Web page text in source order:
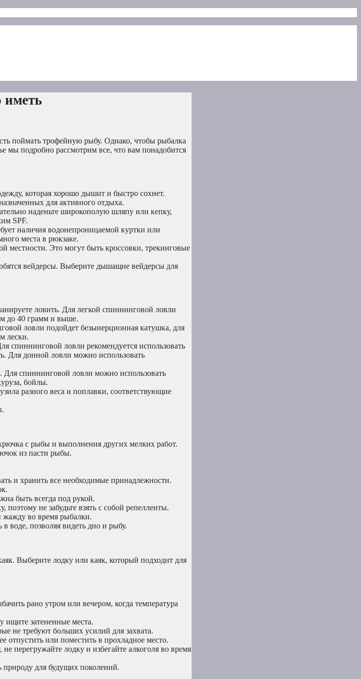
иметь
поймать трофейную рыбу. Однако, чтобы рыбалка
мы подробно рассмотрим все, что вам понадобится
которая хорошо дышит и быстро сохнет.
для активного отдыха.
наденьте широкополую шляпу или кепку,
SPF.
наличия водонепроницаемой куртки или
места в рюкзаке.
местности. Это могут быть кроссовки, трекинговые
вейдерсы. Выберите дышащие вейдерсы для
ловить. Для легкой спиннинговой ловли
до 40 грамм и выше.
ловли подойдет безынерционная катушка, для
лески.
ловли рекомендуется использовать
Для донной ловли можно использовать
спиннинговой ловли можно использовать
бойлы.
разного веса и поплавки, соответствующие
с рыбы и выполнения других мелких работ.
из пасти рыбы.
и хранить все необходимые принадлежности.
быть всегда под рукой.
не забудьте взять с собой репелленты.
жажду во время рыбалки.
воде, позволяя видеть дно и рыбу.
Выберите лодку или каяк, который подходит для
рано утром или вечером, когда температура
ищите затененные места.
не требуют больших усилий для захвата.
отпустить или поместить в прохладное место.
перегружайте лодку и избегайте алкоголя во время
природу для будущих поколений.